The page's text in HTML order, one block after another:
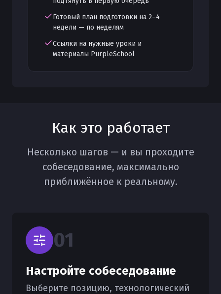
Готовый план подготовки на 2–4
недели — по неделям
Ссылки на нужные уроки и
материалы PurpleSchool
Как это работает
Несколько шагов — и вы проходите
собеседование, максимально
приближённое к реальному.
01
Настройте собеседование
Выберите позицию, технологический